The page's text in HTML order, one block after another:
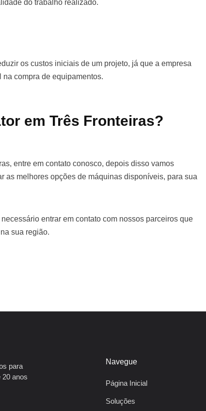
do trabalho realizado.
os custos iniciais de um projeto, já que a empresa
compra de equipamentos.
em Três Fronteiras?
entre em contato conosco, depois disso vamos
as melhores opções de máquinas disponíveis, para sua
entrar em contato com nossos parceiros que
sua região.
para
anos
Navegue
Página Inicial
Soluções